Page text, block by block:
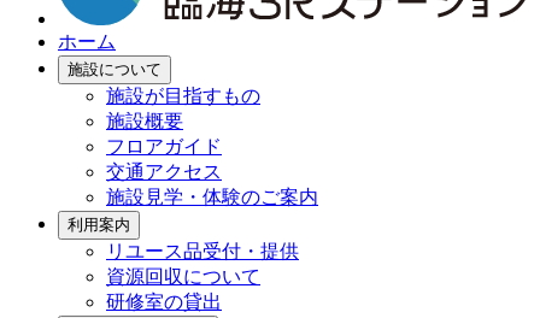
ホーム
施設について
施設が目指すもの
施設概要
フロアガイド
交通アクセス
施設見学・体験のご案内
利用案内
リユース品受付・提供
資源回収について
研修室の貸出